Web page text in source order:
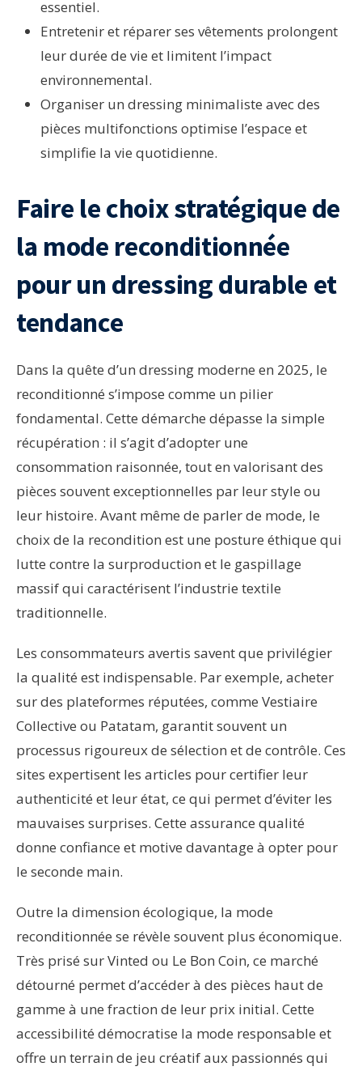
essentiel.
Entretenir et réparer ses vêtements prolongent
leur durée de vie et limitent l’impact
environnemental.
Organiser un dressing minimaliste avec des
pièces multifonctions optimise l’espace et
simplifie la vie quotidienne.
Faire le choix stratégique de
la mode reconditionnée
pour un dressing durable et
tendance
Dans la quête d’un dressing moderne en 2025, le
reconditionné s’impose comme un pilier
fondamental. Cette démarche dépasse la simple
récupération : il s’agit d’adopter une
consommation raisonnée, tout en valorisant des
pièces souvent exceptionnelles par leur style ou
leur histoire. Avant même de parler de mode, le
choix de la recondition est une posture éthique qui
lutte contre la surproduction et le gaspillage
massif qui caractérisent l’industrie textile
traditionnelle.
Les consommateurs avertis savent que privilégier
la qualité est indispensable. Par exemple, acheter
sur des plateformes réputées, comme Vestiaire
Collective ou Patatam, garantit souvent un
processus rigoureux de sélection et de contrôle. Ces
sites expertisent les articles pour certifier leur
authenticité et leur état, ce qui permet d’éviter les
mauvaises surprises. Cette assurance qualité
donne confiance et motive davantage à opter pour
le seconde main.
Outre la dimension écologique, la mode
reconditionnée se révèle souvent plus économique.
Très prisé sur Vinted ou Le Bon Coin, ce marché
détourné permet d’accéder à des pièces haut de
gamme à une fraction de leur prix initial. Cette
accessibilité démocratise la mode responsable et
offre un terrain de jeu créatif aux passionnés qui